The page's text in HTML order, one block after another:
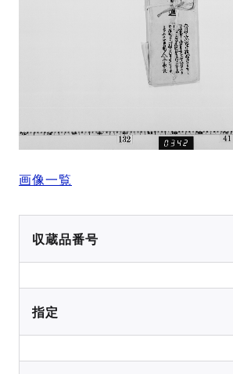
画像一覧
収蔵品番号
指定